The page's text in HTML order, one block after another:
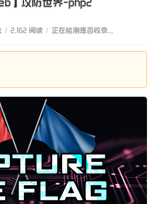
】攻防世界-php2
/ 2,162 阅读 / 正在检测是否收录...